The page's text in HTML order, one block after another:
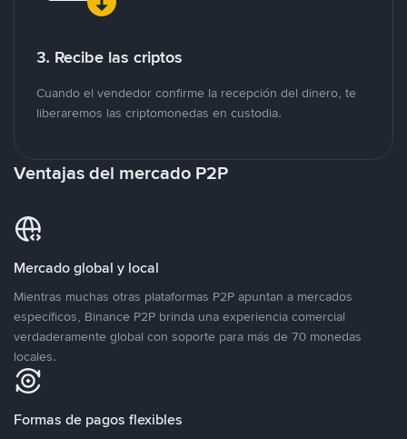
3. Recibe las criptos
Cuando el vendedor confirme la recepción del dinero, te
liberaremos las criptomonedas en custodia.
Ventajas del mercado P2P
Mercado global y local
Mientras muchas otras plataformas P2P apuntan a mercados
específicos, Binance P2P brinda una experiencia comercial
verdaderamente global con soporte para más de 70 monedas
locales.
Formas de pagos flexibles